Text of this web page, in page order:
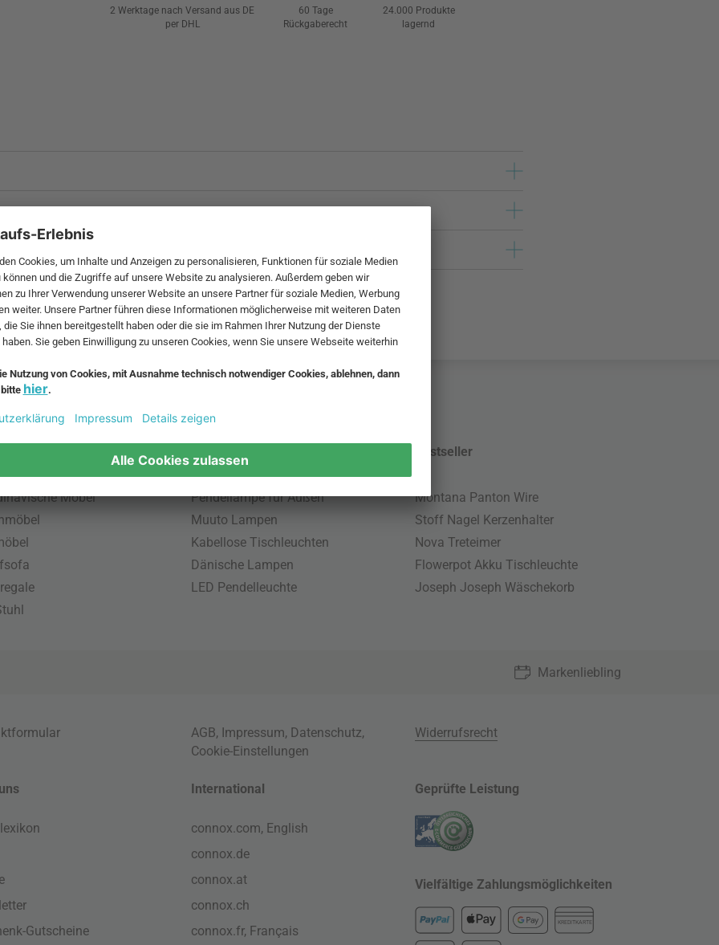
2 Werktage nach Versand aus DE
per DHL
60 Tage
Rückgaberecht
24.000 Produkte
lagernd
und zzgl.
Möbel
Beliebte Leuchten
Pendellampe für Außen
Muuto Lampen
Kabellose Tischleuchten
Dänische Lampen
LED Pendelleuchte
Bestseller
Montana Panton Wire
Stoff Nagel Kerzenhalter
Nova Treteimer
Flowerpot Akku Tischleuchte
Joseph Joseph Wäschekorb
Markenliebling
AGB, Impressum, Datenschutz,
Cookie-Einstellungen
Widerrufsrecht
Gutscheine
International
connox.com, English
connox.de
connox.at
connox.ch
connox.fr, Français
Geprüfte Leistung
Vielfältige Zahlungsmöglichkeiten
KREDITKARTE